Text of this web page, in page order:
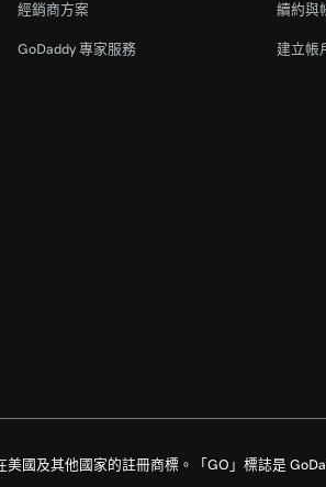
經銷商方案
GoDaddy 專家服務
續約與
建立帳
國及其他國家的註冊商標。「GO」標誌是